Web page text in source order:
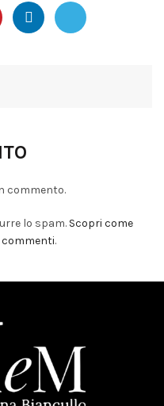
commento.
lo spam. Scopri come
commenti.